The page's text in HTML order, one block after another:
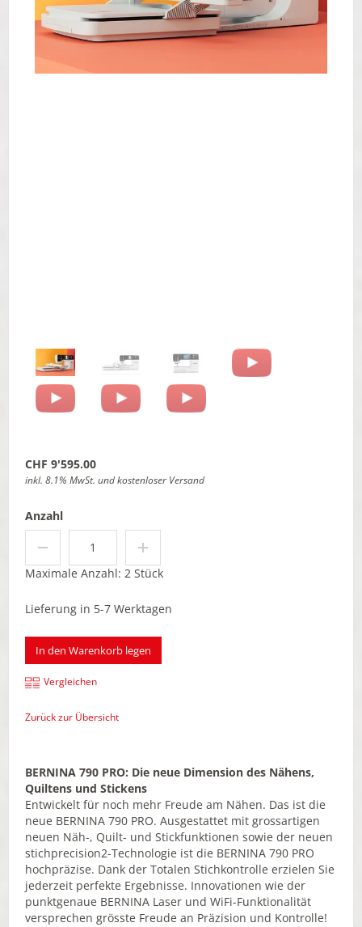
YouTube immer entsperren
CHF 9'595.00
inkl. 8.1% MwSt. und kostenloser Versand
Anzahl
Maximale Anzahl: 2 Stück
Lieferung in 5-7 Werktagen
In den Warenkorb legen
Vergleichen
Zurück zur Übersicht
BERNINA 790 PRO: Die neue Dimension des Nähens,
Quiltens und Stickens
Entwickelt für noch mehr Freude am Nähen. Das ist die
neue BERNINA 790 PRO. Ausgestattet mit grossartigen
neuen Näh-, Quilt- und Stickfunktionen sowie der neuen
stichprecision2-Technologie ist die BERNINA 790 PRO
hochpräzise. Dank der Totalen Stichkontrolle erzielen Sie
jederzeit perfekte Ergebnisse. Innovationen wie der
punktgenaue BERNINA Laser und WiFi-Funktionalität
versprechen grösste Freude an Präzision und Kontrolle!